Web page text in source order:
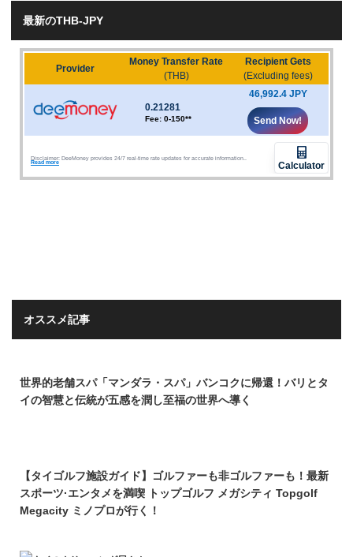
最新のTHB-JPY
オススメ記事
世界的老舗スパ「マンダラ・スパ」バンコクに帰還！バリとタ
イの智慧と伝統が五感を潤し至福の世界へ導く
【タイゴルフ施設ガイド】ゴルファーも非ゴルファーも！最新
スポーツ·エンタメを満喫 トップゴルフ メガシティ Topgolf
Megacity ミノプロが行く！